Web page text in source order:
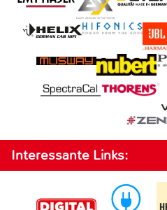
Interessante Links: